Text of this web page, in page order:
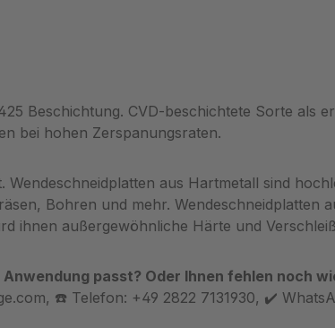
Beschichtung. CVD-beschichtete Sorte als
bei hohen Zerspanungsraten.
Wendeschneidplatten aus Hartmetall sind
Bohren und mehr. Wendeschneidplatten
ihnen außergewöhnliche Härte und
passt? Oder Ihnen fehlen noch
☎️ Telefon: +49 2822 7131930, ✔️